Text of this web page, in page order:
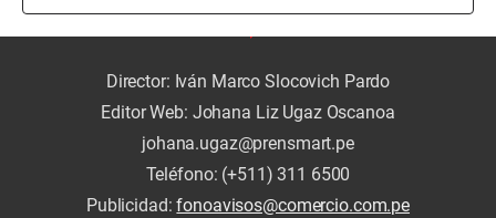
Director: Iván Marco Slocovich Pardo
Editor Web: Johana Liz Ugaz Oscanoa
johana.ugaz@prensmart.pe
Teléfono: (+511) 311 6500
Publicidad:fonoavisos@comercio.com.pe